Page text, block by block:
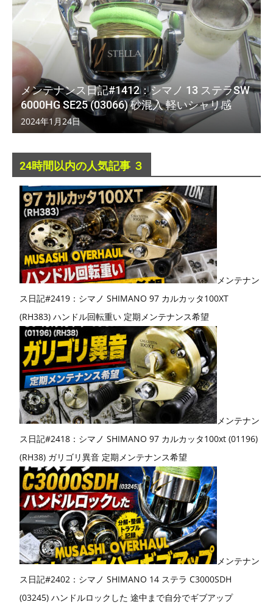
メンテナンス日記#1412：シマノ 13 ステラSW
6000HG SE25 (03066) 砂混入 軽いシャリ感
2024年1月24日
24時間以内の人気記事 ３
メンテナン
ス日記#2419：シマノ SHIMANO 97 カルカッタ100XT
(RH383) ハンドル回転重い 定期メンテナンス希望
メンテナン
ス日記#2418：シマノ SHIMANO 97 カルカッタ100xt (01196)
(RH38) ガリゴリ異音 定期メンテナンス希望
メンテナン
ス日記#2402：シマノ SHIMANO 14 ステラ C3000SDH
(03245) ハンドルロックした 途中まで自分でギブアップ